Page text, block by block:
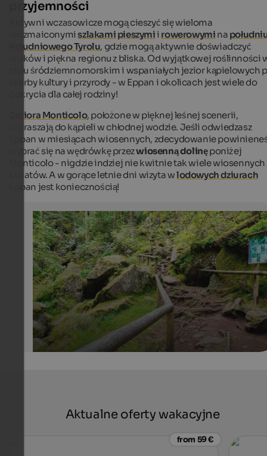
Ice holes in Eppan
The excursion to the ice holes in Eppan is an interesting
activity for the entire family. As well, they offer a
refreshment during the warm summer months.
Marion Lafogler - eppan.com
przyjemności
Aktywni wczasowicze mogą cieszyć się wieloma
urozmaiconymiszlakami pieszymii rowerowymi na
Południowego Tyrolu, gdzie mogą aktywnie doświadczyć
uroków i piękna regionu z bliska. Od wyjątkowej roślinności
stylu śródziemnomorskim i wspaniałych jezior kąpielowych
skarby kultury i przyrody - w Eppan i okolicach jest wiele do
odkrycia dla całej rodziny!
Jeziora Monticolo, położone w pięknej leśnej scenerii,
zapraszają do kąpieli w chłodnej wodzie. Jeśli odwiedzasz
Eppan w miesiącach wiosennych, zdecydowanie
wybrać się na wędrówkę przezwiosenną dolinęponiżej
Monticolo - nigdzie indziej nie kwitnie tak wiele wiosennych
kwiatów. A w gorące letnie dni wizyta wlodowych dziurach
Eppan jest koniecznością!
Aktualne oferty wakacyjne
from 59 €